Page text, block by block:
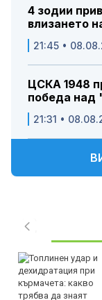
4 зодии
влизането
21:45 •
ЦСКА 1948
победа над
21:31 •